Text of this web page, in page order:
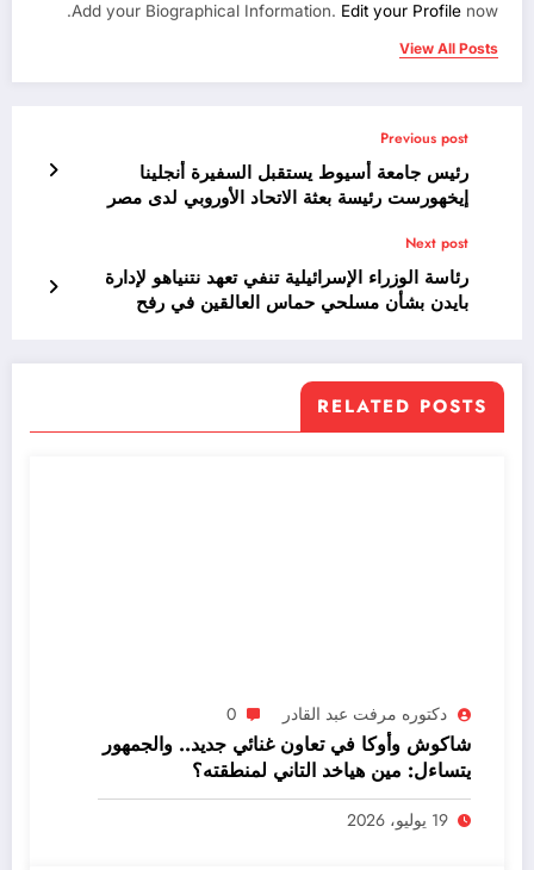
Add your Biographical Information. Edit your Profile now.
View All Posts
Previous post
رئيس جامعة أسيوط يستقبل السفيرة أنجلينا
إيخهورست رئيسة بعثة الاتحاد الأوروبي لدى مصر
Next post
رئاسة الوزراء الإسرائيلية تنفي تعهد نتنياهو لإدارة
بايدن بشأن مسلحي حماس العالقين في رفح
RELATED POSTS
دكتوره مرفت عبد القادر 0
شاكوش وأوكا في تعاون غنائي جديد.. والجمهور
يتساءل: مين هياخد التاني لمنطقته؟
19 يوليو، 2026